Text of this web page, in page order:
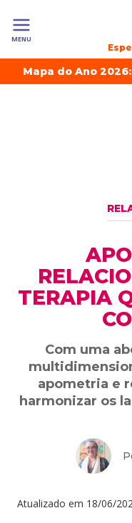
MENU
Mapa do Ano
TERAPIA
Com uma
apometria e
harmonizar os
Atualizado em 18/06/